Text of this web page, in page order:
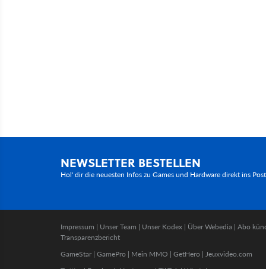
NEWSLETTER BESTELLEN
Hol' dir die neuesten Infos zu Games und Hardware direkt ins
Impressum | Unser Team | Unser Kodex | Über Webedia | Abo
Transparenzbericht
GameStar | GamePro | Mein MMO | GetHero | Jeuxvideo.com